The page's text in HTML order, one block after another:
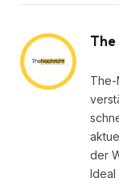
The
The-
der
Ideal